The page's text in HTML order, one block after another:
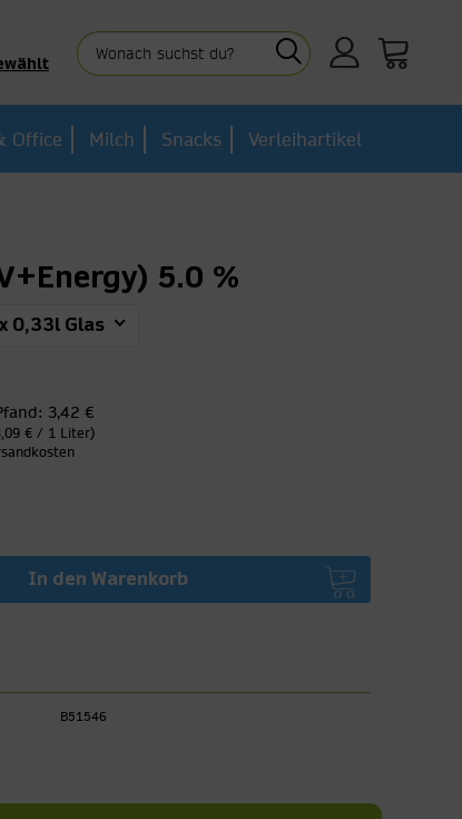
Office Milch Snacks Verleihartikel
5.0 %
0,33l Glas
3,42 €
€ / 1 Liter)
In den Warenkorb
B51546